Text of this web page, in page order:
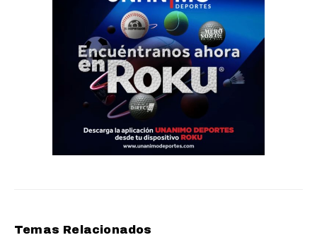
Temas Relacionados